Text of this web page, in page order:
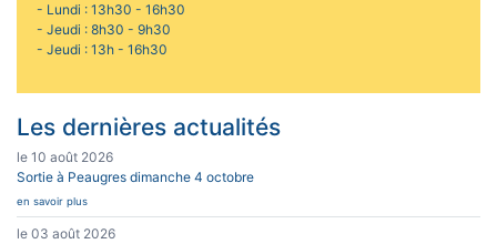
- Lundi : 13h30 - 16h30
- Jeudi : 8h30 - 9h30
- Jeudi : 13h - 16h30
Les dernières actualités
le 10 août 2026
Sortie à Peaugres dimanche 4 octobre
en savoir plus
le 03 août 2026